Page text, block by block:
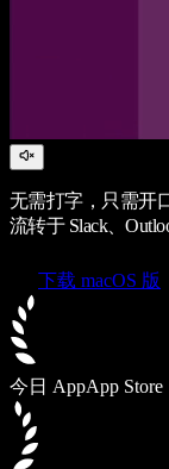
无需打字，只需开
流转于 Slack、
下载 macOS 版
今日 AppApp Store